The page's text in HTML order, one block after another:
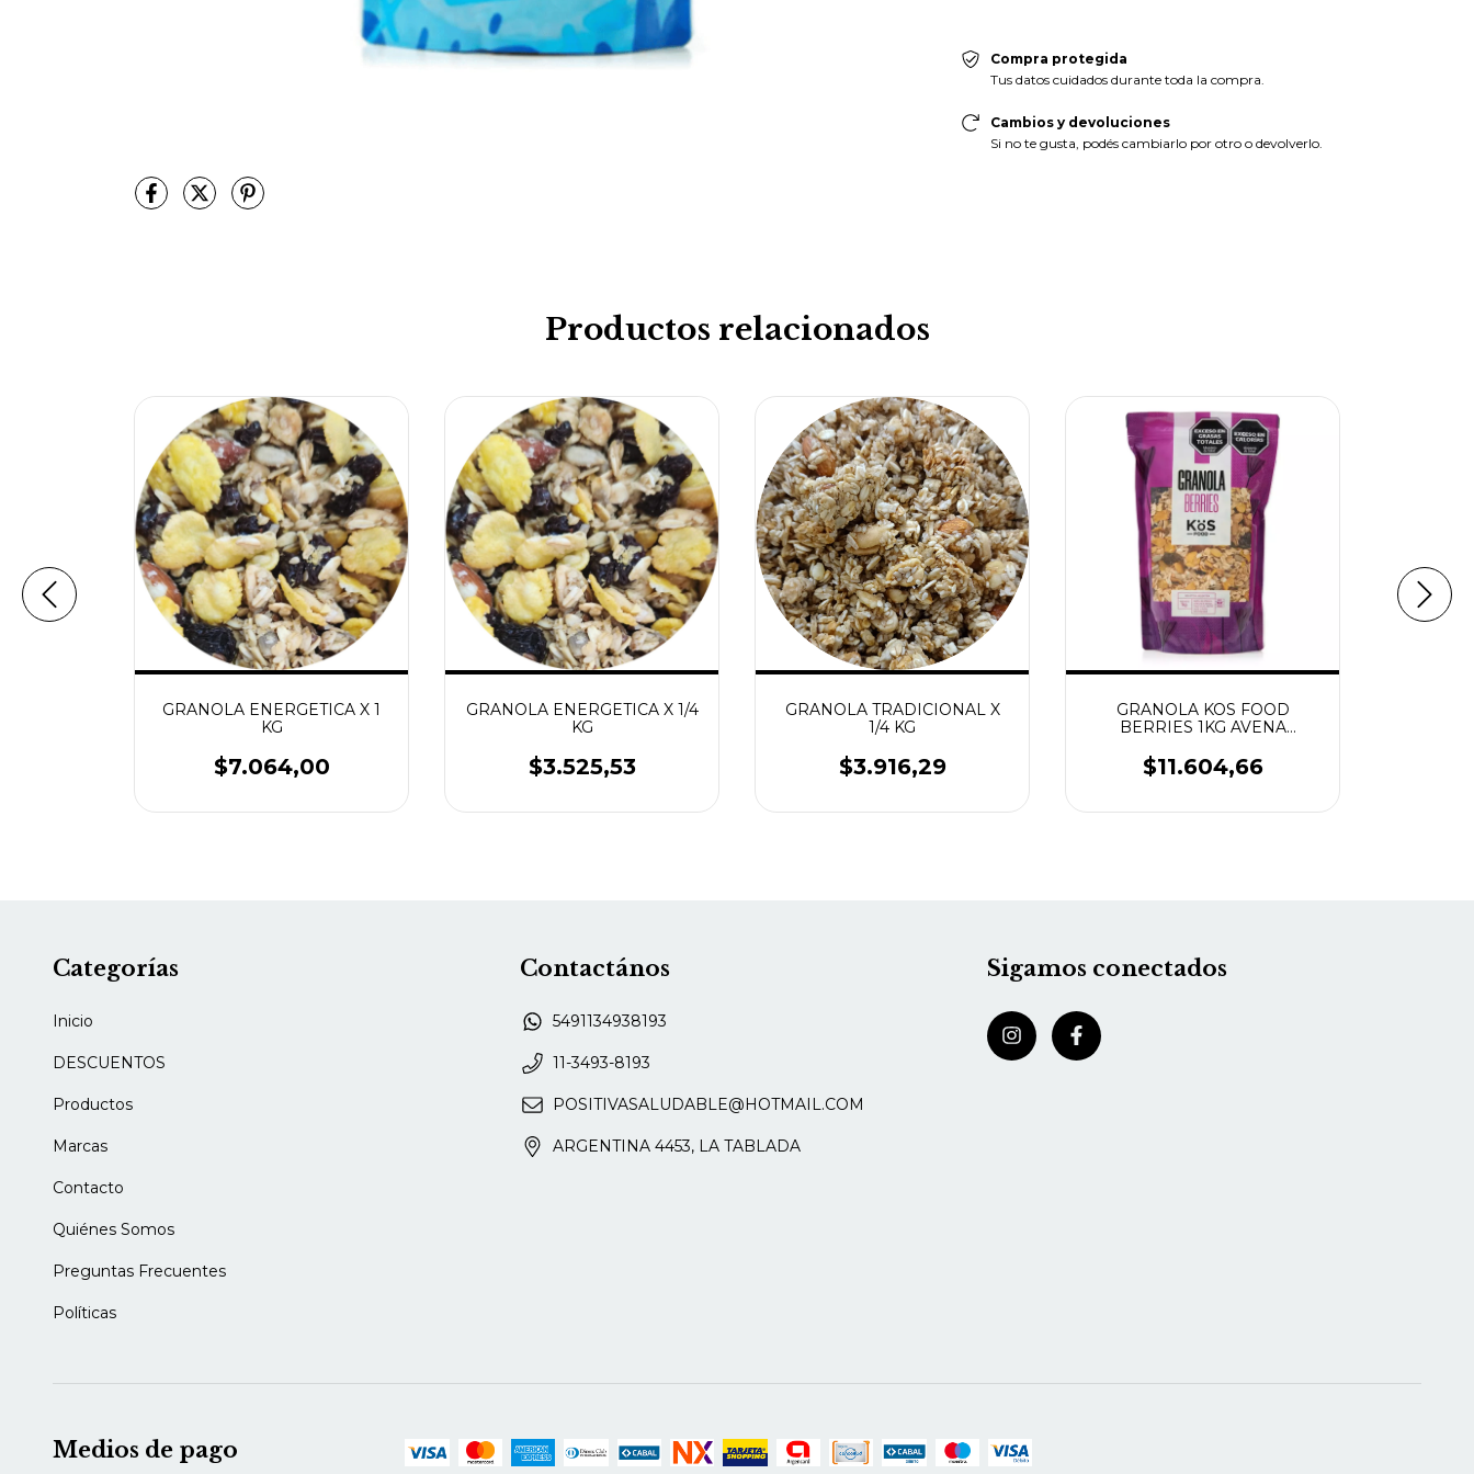
Compra protegida
Tus datos cuidados durante toda la compra.
Cambios y devoluciones
Si no te gusta, podés cambiarlo por otro o devolverlo.
Productos relacionados
GRANOLA ENERGETICA X 1
KG
$7.064,00
GRANOLA ENERGETICA X 1/4
KG
$3.525,53
GRANOLA TRADICIONAL X
1/4 KG
$3.916,29
GRANOLA KOS FOOD
BERRIES 1KG AVENA
ARÁNDANOS
$11.604,66
Categorías
Inicio
DESCUENTOS
Productos
Marcas
Contacto
Quiénes Somos
Preguntas Frecuentes
Políticas
Contactános
5491134938193
11-3493-8193
POSITIVASALUDABLE@HOTMAIL.COM
ARGENTINA 4453, LA TABLADA
Sigamos conectados
Medios de pago